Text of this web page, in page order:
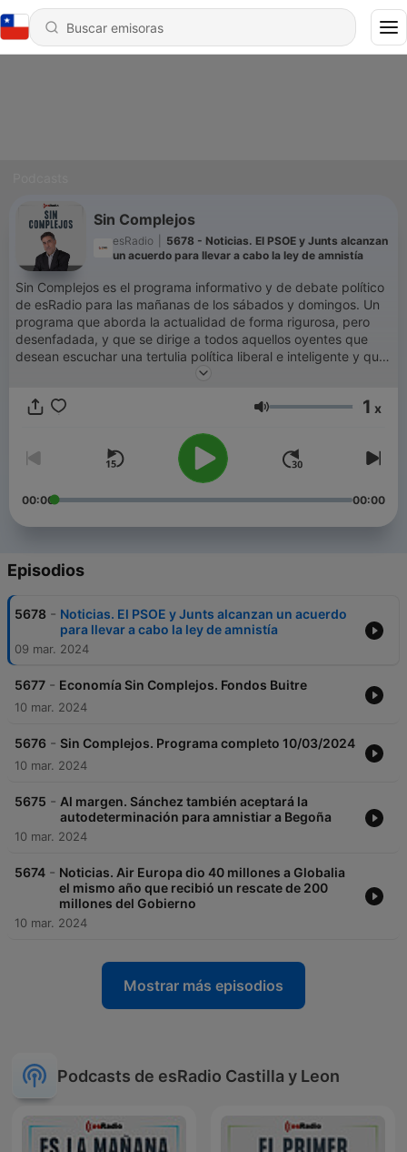
Sin Complejos
esRadio
5678 - Noticias. El PSOE y Junts alcanzan
un acuerdo para llevar a cabo la ley de amnistía
Sin Complejos es el programa informativo y de debate político
de esRadio para las mañanas de los sábados y domingos. Un
programa que aborda la actualidad de forma rigurosa, pero
desenfadada, y que se dirige a todos aquellos oyentes que
desean escuchar una tertulia política liberal e inteligente y que
piensan que la política es patrimonio de todos los ciudadanos.
Volumen 1 x
00:00 00:00
Episodios
5678 - Noticias. El PSOE y Junts alcanzan un acuerdo
para llevar a cabo la ley de amnistía
09 mar. 2024
5677 - Economía Sin Complejos. Fondos Buitre
10 mar. 2024
5676 - Sin Complejos. Programa completo 10/03/2024
10 mar. 2024
5675 - Al margen. Sánchez también aceptará la
autodeterminación para amnistiar a Begoña
10 mar. 2024
5674 - Noticias. Air Europa dio 40 millones a Globalia
el mismo año que recibió un rescate de 200
millones del Gobierno
10 mar. 2024
Mostrar más episodios
Podcasts de esRadio Castilla y Leon